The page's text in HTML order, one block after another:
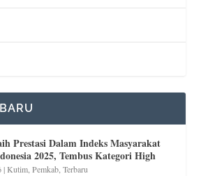
Prestasi Dalam Indeks Masyarakat
2025, Tembus Kategori High
|Kutim ,Pemkab ,Terbaru